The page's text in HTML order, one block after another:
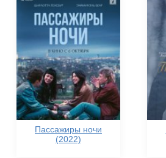
Пассажиры ночи
(2022)